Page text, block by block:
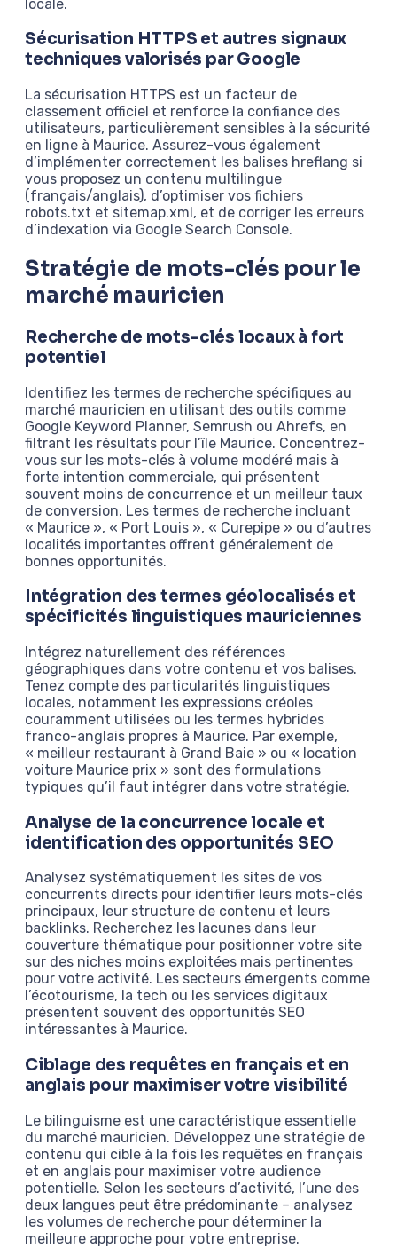
locale.
Sécurisation HTTPS et autres signaux
techniques valorisés par Google
La sécurisation HTTPS est un facteur de
classement officiel et renforce la confiance des
utilisateurs, particulièrement sensibles à la sécurité
en ligne à Maurice. Assurez-vous également
d’implémenter correctement les balises hreflang si
vous proposez un contenu multilingue
(français/anglais), d’optimiser vos fichiers
robots.txt et sitemap.xml, et de corriger les erreurs
d’indexation via Google Search Console.
Stratégie de mots-clés pour le
marché mauricien
Recherche de mots-clés locaux à fort
potentiel
Identifiez les termes de recherche spécifiques au
marché mauricien en utilisant des outils comme
Google Keyword Planner, Semrush ou Ahrefs, en
filtrant les résultats pour l’île Maurice. Concentrez-
vous sur les mots-clés à volume modéré mais à
forte intention commerciale, qui présentent
souvent moins de concurrence et un meilleur taux
de conversion. Les termes de recherche incluant
« Maurice », « Port Louis », « Curepipe » ou d’autres
localités importantes offrent généralement de
bonnes opportunités.
Intégration des termes géolocalisés et
spécificités linguistiques mauriciennes
Intégrez naturellement des références
géographiques dans votre contenu et vos balises.
Tenez compte des particularités linguistiques
locales, notamment les expressions créoles
couramment utilisées ou les termes hybrides
franco-anglais propres à Maurice. Par exemple,
« meilleur restaurant à Grand Baie » ou « location
voiture Maurice prix » sont des formulations
typiques qu’il faut intégrer dans votre stratégie.
Analyse de la concurrence locale et
identification des opportunités SEO
Analysez systématiquement les sites de vos
concurrents directs pour identifier leurs mots-clés
principaux, leur structure de contenu et leurs
backlinks. Recherchez les lacunes dans leur
couverture thématique pour positionner votre site
sur des niches moins exploitées mais pertinentes
pour votre activité. Les secteurs émergents comme
l’écotourisme, la tech ou les services digitaux
présentent souvent des opportunités SEO
intéressantes à Maurice.
Ciblage des requêtes en français et en
anglais pour maximiser votre visibilité
Le bilinguisme est une caractéristique essentielle
du marché mauricien. Développez une stratégie de
contenu qui cible à la fois les requêtes en français
et en anglais pour maximiser votre audience
potentielle. Selon les secteurs d’activité, l’une des
deux langues peut être prédominante – analysez
les volumes de recherche pour déterminer la
meilleure approche pour votre entreprise.